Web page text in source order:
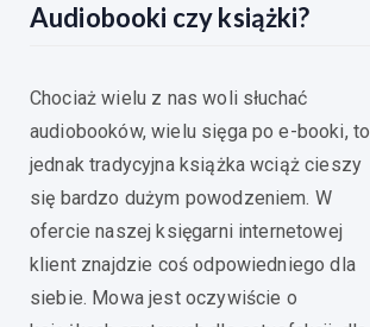
Audiobooki czy książki?
Chociaż wielu z nas woli słuchać
audiobooków, wielu sięga po e-booki, to
jednak tradycyjna książka wciąż cieszy
się bardzo dużym powodzeniem. W
ofercie naszej księgarni internetowej
klient znajdzie coś odpowiedniego dla
siebie. Mowa jest oczywiście o